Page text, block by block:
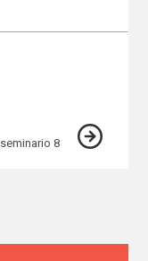
seminario 8